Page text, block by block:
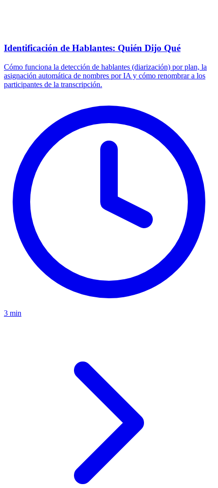
Identificación de Hablantes: Quién Dijo Qué
Cómo funciona la detección de hablantes (diarización) por plan, la
asignación automática de nombres por IA y cómo renombrar a los
participantes de la transcripción.
3 min